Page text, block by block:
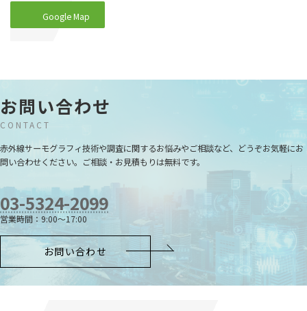
Google Map
お問い合わせ
CONTACT
赤外線サーモグラフィ技術や調査に関するお悩みやご相談など、どうぞお気軽にお
問い合わせください。ご相談・お見積もりは無料です。
03-5324-2099
営業時間：9:00～17:00
お問い合わせ